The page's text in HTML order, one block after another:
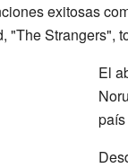
exitosas
"The Strangers",
El